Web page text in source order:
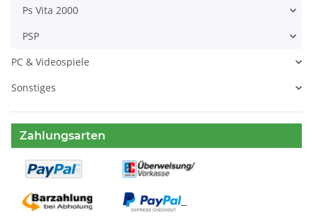
Ps Vita 2000
PSP
PC & Videospiele
Sonstiges
Zahlungsarten